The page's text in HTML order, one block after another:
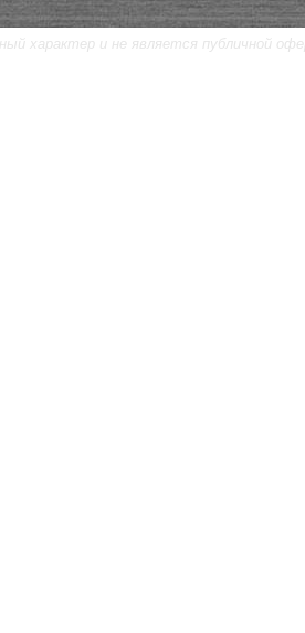
характер и не является публичной